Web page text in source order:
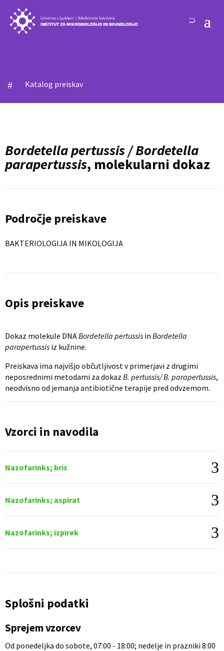
# Katalog preiskav
Bordetella pertussis / Bordetella
parapertussis, molekularni dokaz
Področje preiskave
BAKTERIOLOGIJA IN MIKOLOGIJA
Opis preiskave
Dokaz molekule DNABordetella pertussis in Bordetella
parapertussis iz kužnine.
Preiskava ima najvišjo občutljivost v primerjavi z drugimi
neposrednimi metodami za dokaz B. pertussis/ B. parapertussis,
neodvisno od jemanja antibiotične terapije pred odvzemom.
Vzorci in navodila
Nazofarinks; bris
Nazofarinks; aspirat
Nazofarinks; izpirek
Splošni podatki
Sprejem vzorcev
Od ponedeljka do sobote, 07:00 - 18:00; nedelje in prazniki 8:00